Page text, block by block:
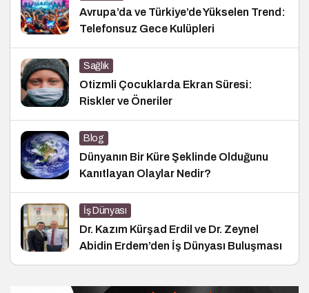
Avrupa’da ve Türkiye’de Yükselen Trend:
Telefonsuz Gece Kulüpleri
Sağlık
Otizmli Çocuklarda Ekran Süresi:
Riskler ve Öneriler
Blog
Dünyanın Bir Küre Şeklinde Olduğunu
Kanıtlayan Olaylar Nedir?
İş Dünyası
Dr. Kazım Kürşad Erdil ve Dr. Zeynel
Abidin Erdem’den İş Dünyası Buluşması